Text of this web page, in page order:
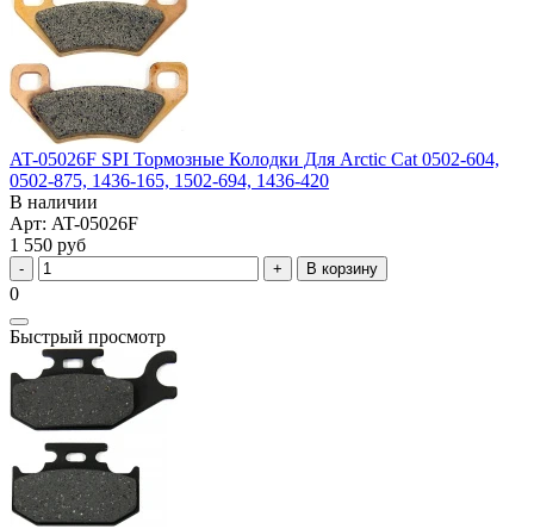
AT-05026F SPI Тормозные Колодки Для Arctic Cat 0502-604,
0502-875, 1436-165, 1502-694, 1436-420
В наличии
Арт: AT-05026F
1 550 руб
В корзину
0
Быстрый просмотр